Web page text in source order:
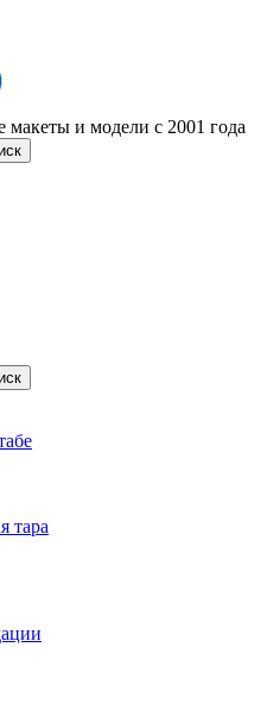
и модели с 2001 года
тара